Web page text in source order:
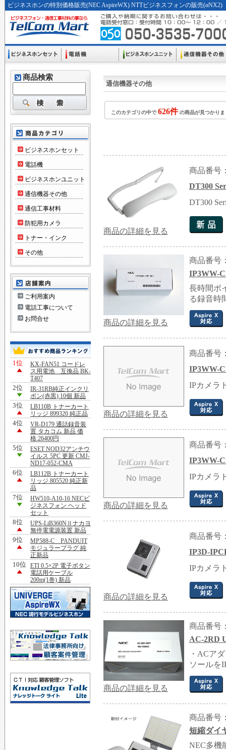
ビジネスホンの特別価格販売(NEC AspireWX) NTTビジネスフォンの販売(αNX2)
商品検索
ビジネスホンセット
電話機
ビジネスホンユニット
通信機器その他
通信工事材料
防犯用カメラ
トナー・インク
その他
ご利用案内
電話工事について
お問合せ
1位
KX-FAN51 コードレ
ス用電池 互換品 BK-
T407
2位
IR-31RB純正インクリ
ボン(赤黒) 10個 新品
3位
LB110B トナーカート
リッジ 899320 純正品
4位
VR-D179 通話録音装
置 タカコム 新品 価
格:26400円
5位
ESET NOD32アンチウ
イルス 5PC 更新 CMJ-
ND17-052-CMA
6位
LB112B トナーカート
リッジ 805520 純正新
品
7位
HW510-A10-16 NECビ
ジネスフォン ヘッド
セット
8位
UPS-LiB360NⅡナカヨ
無停電電源装置 新品
9位
MP588-C PANDUIT
モジュラープラグ 純
正新品
10位
ETI 0.5×2P 電子ボタン
電話用ケーブル
200m(1巻) 新品
通信機器その他
このカテゴリの中で626件の商品が見つかり
商品の詳細を見る
商品番号
DT300
DT300
商品の詳細を見る
商品番号
IP3WW-
長時間ボ
る録音時
商品の詳細を見る
商品番号
IP3WW-
IPカメラ
商品の詳細を見る
商品番号
IP3WW-
IPカメラ
商品の詳細を見る
商品番号
IP3D-
IPカメラ
商品の詳細を見る
商品番号
AC-2RD
・ACア
ソールを
商品番号
短縮ダイ
NEC多機